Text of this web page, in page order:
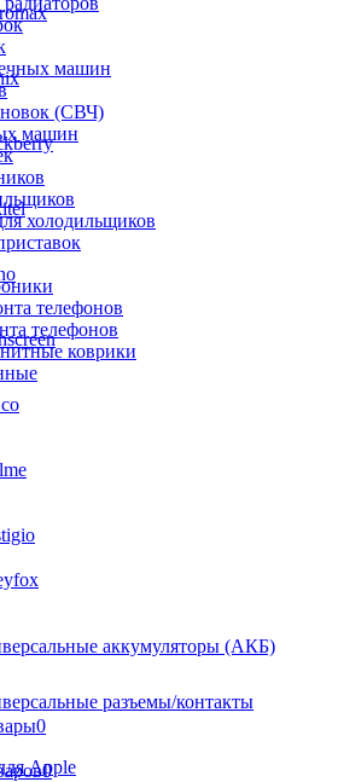
машин
(СВЧ)
машин
холодильщиков
телефонов
телефонов
коврики
0
0
аккумуляторы (АКБ)
разъемы/контакты
Apple